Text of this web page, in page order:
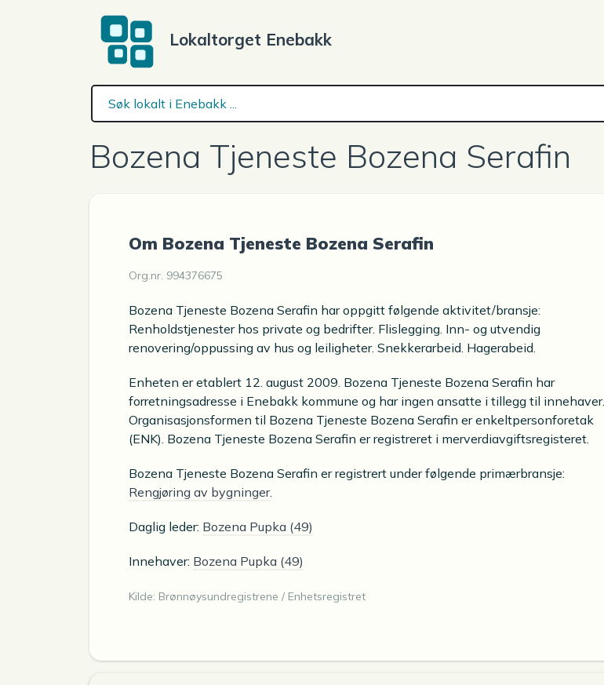
Lokaltorget Enebakk
Bozena Tjeneste Bozena Serafin
Om Bozena Tjeneste Bozena Serafin
Org.nr. 994376675
Bozena Tjeneste Bozena Serafin har oppgitt følgende aktivitet/bransje:
Renholdstjenester hos private og bedrifter. Flislegging. Inn- og utvendig
renovering/oppussing av hus og leiligheter. Snekkerarbeid. Hagerabeid.
Enheten er etablert 12. august 2009. Bozena Tjeneste Bozena Serafin har
forretningsadresse i Enebakk kommune og har ingen ansatte i tillegg til innehaver.
Organisasjonsformen til Bozena Tjeneste Bozena Serafin er enkeltpersonforetak
(ENK). Bozena Tjeneste Bozena Serafin er registreret i merverdiavgiftsregisteret.
Bozena Tjeneste Bozena Serafin er registrert under følgende primærbransje:
Rengjøring av bygninger.
Daglig leder: Bozena Pupka (49)
Innehaver: Bozena Pupka (49)
Kilde: Brønnøysundregistrene / Enhetsregistret